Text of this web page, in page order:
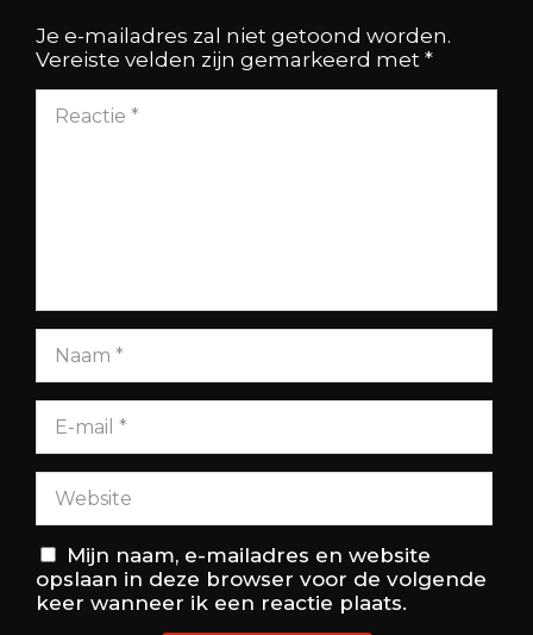
Je e-mailadres zal niet getoond worden.
Vereiste velden zijn gemarkeerd met *
Mijn naam, e-mailadres en website
opslaan in deze browser voor de volgende
keer wanneer ik een reactie plaats.